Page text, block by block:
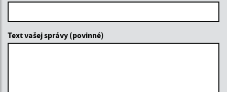
Text vašej správy (povinné)